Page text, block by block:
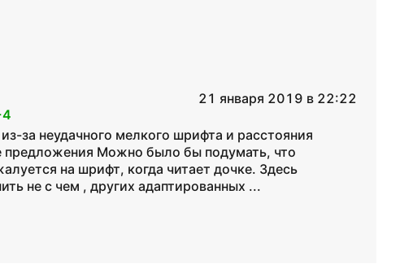
21 января 2019 в 22:22
за неудачного мелкого шрифта и расстояния
предложения Можно было бы подумать, что
на шрифт, когда читает дочке. Здесь
не с чем , других адаптированных ...